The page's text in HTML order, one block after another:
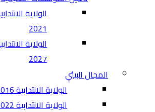
2021
2027
المجال البيئي
الولاية الانتدابية 2016-2021
الولاية الانتدابية 2022-2027